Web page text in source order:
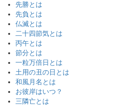
MM-225 2ヶ月スケジュール･メモ(ヨコ
130冊 55,655円
8月3日
和歌山県
KJ-3 ほのぼのえとこよみ
100冊 52,504円
8月3日
兵庫県
TD-927 小谷悦子 メルヘン画集
先勝とは
先負とは
仏滅とは
二十四節気とは
丙午とは
節分とは
一粒万倍日とは
土用の丑の日とは
和風月名とは
お彼岸はいつ？
三隣亡とは